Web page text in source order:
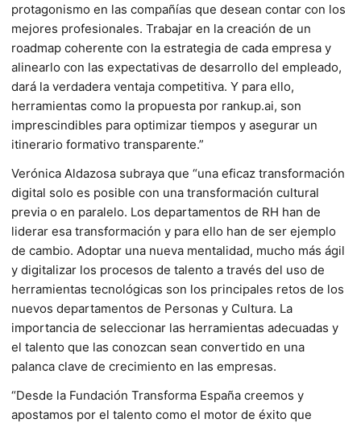
protagonismo en las compañías que desean contar con los
mejores profesionales. Trabajar en la creación de un
roadmap coherente con la estrategia de cada empresa y
alinearlo con las expectativas de desarrollo del empleado,
dará la verdadera ventaja competitiva. Y para ello,
herramientas como la propuesta por rankup.ai, son
imprescindibles para optimizar tiempos y asegurar un
itinerario formativo transparente.”
Verónica Aldazosa subraya que “una eficaz transformación
digital solo es posible con una transformación cultural
previa o en paralelo. Los departamentos de RH han de
liderar esa transformación y para ello han de ser ejemplo
de cambio. Adoptar una nueva mentalidad, mucho más ágil
y digitalizar los procesos de talento a través del uso de
herramientas tecnológicas son los principales retos de los
nuevos departamentos de Personas y Cultura. La
importancia de seleccionar las herramientas adecuadas y
el talento que las conozcan sean convertido en una
palanca clave de crecimiento en las empresas.
“Desde la Fundación Transforma España creemos y
apostamos por el talento como el motor de éxito que